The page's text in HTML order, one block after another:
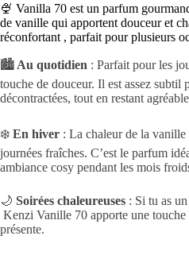
🍨 Vanilla 70 est un parfum
de vanille qui apportent douceur et
réconfortant , parfait pour plusieurs
🏙️ Au quotidien : Parfait pour les
touche de douceur. Il est assez subtil
décontractées, tout en restant
❄️ En hiver : La chaleur de la vanille
journées fraîches. C’est le parfum
ambiance cosy pendant les mois
🌙 Soirées chaleureuses : Si tu as
Kenzi Vanille 70 apporte une touche
présente.